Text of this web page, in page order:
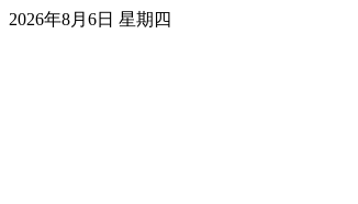
2026年8月6日 星期四